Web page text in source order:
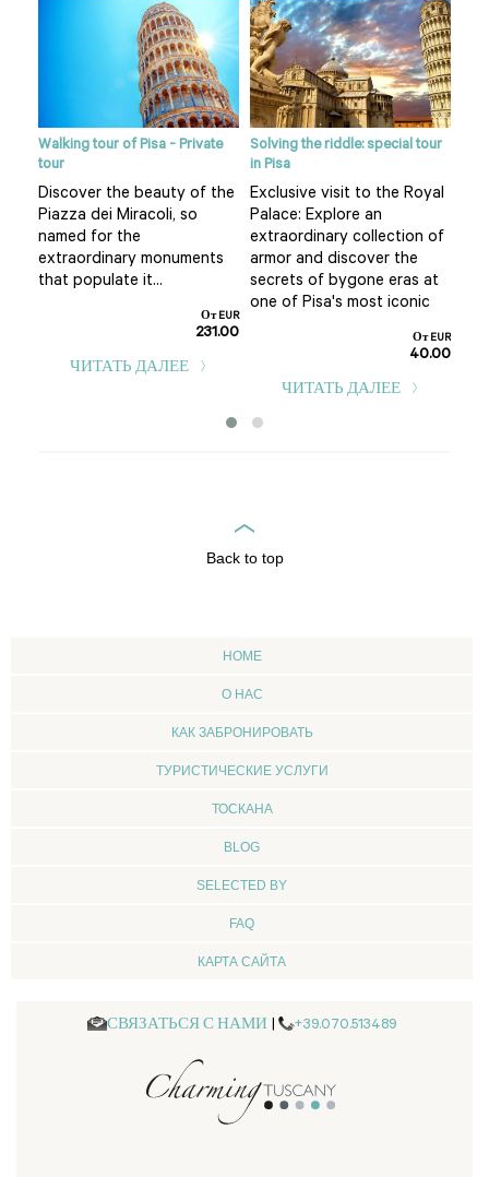
Walking tour of Pisa - Private
tour
Discover the beauty of the
Piazza dei Miracoli, so
named for the
extraordinary monuments
that populate it...
От EUR
231.00
ЧИТАТЬ ДАЛЕЕ
Solving the riddle: special tour
in Pisa
Exclusive visit to the Royal
Palace: Explore an
extraordinary collection of
armor and discover the
secrets of bygone eras at
one of Pisa's most iconic
От EUR
40.00
ЧИТАТЬ ДАЛЕЕ
Back to top
HOME
О НАС
КАК ЗАБРОНИРОВАТЬ
ТУРИСТИЧЕСКИЕ УСЛУГИ
ТОСКАНА
BLOG
SELECTED BY
FAQ
КАРТА САЙТА
СВЯЗАТЬСЯ С НАМИ | +39.070.513489